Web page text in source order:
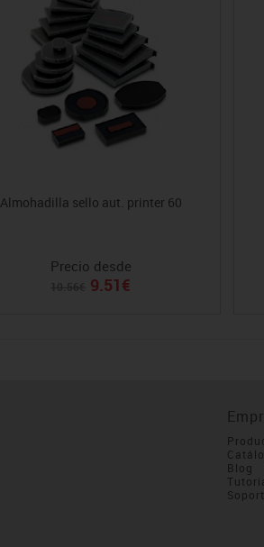
Almohadilla sello aut. printer 60
Precio desde
9.51€
Blog